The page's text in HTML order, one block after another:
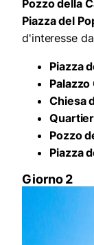
Pozzo della
Piazza del
d'interesse
Piazza
Palazzo
Chiesa
Pozzo
Piazza
Giorno 2